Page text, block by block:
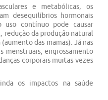
e metabólicas, os
desequilíbrios hormonais
uso contínuo pode causar
da produção natural
das mamas). Já nas
menstruais, engrossamento
corporais muitas vezes
os impactos na saúde